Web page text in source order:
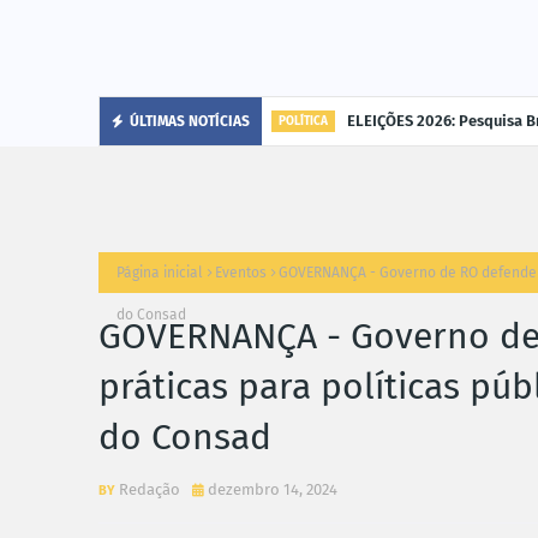
ÚLTIMAS NOTÍCIAS POLÍTICA ELEIÇÕES 2026:
Página inicial Eventos GOVERNANÇA - Governo de RO
do Consad
GOVERNANÇA - Governo
práticas para políticas
do Consad
Redação dezembro 14, 2024